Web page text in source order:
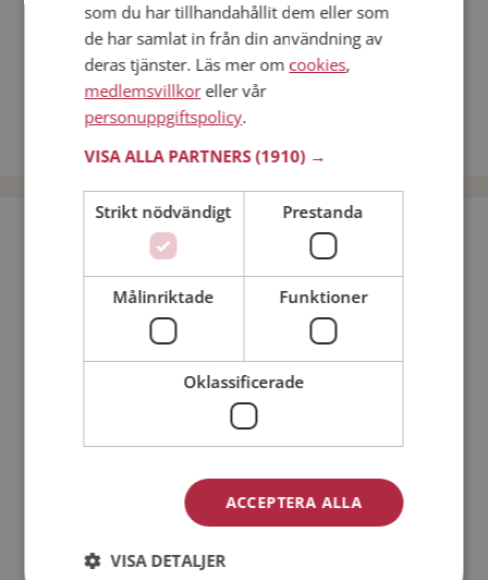
Fler singelkvinnor från Borlänge: ,fantasygirl
Män från Borlänge
Dejta kvinnor i Sverige
Bli medlem utan kostnad!
Jag är en: Man Kvinna
Min ålder:
som du har tillhandahållit dem eller som
de har samlat in från din användning av
deras tjänster. Läs mer om cookies,
medlemsvillkoreller vår
personuppgiftspolicy.
VISA ALLA PARTNERS(1910) →
Strikt nödvändigt Prestanda
Målinriktade Funktioner
Oklassificerade
ACCEPTERA ALLA
VISA DETALJER